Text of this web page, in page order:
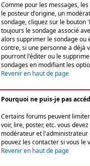
Comme pour les messages,
le posteur d'origine, un
sondage, cliquez sur le bouton
toujours le sondage associé
alors supprimer le sondage ou
contre, si une personne a déjà
pourront l'éditer ou le
sondages en modifiant les
Revenir en haut de page
Pourquoi ne puis-je pas
Certains forums peuvent
voir, lire, poster, etc. vous
modérateur et l'administrateur
pouvez les contacter si vous le
Revenir en haut de page